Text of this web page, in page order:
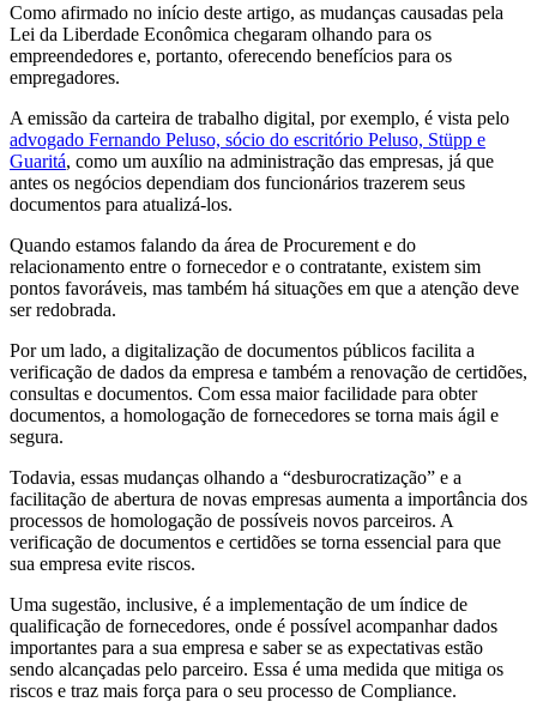
Como afirmado no início deste artigo, as mudanças causadas pela
Lei da Liberdade Econômica chegaram olhando para os
empreendedores e, portanto, oferecendo benefícios para os
empregadores.
A emissão da carteira de trabalho digital, por exemplo, é vista pelo
advogado Fernando Peluso, sócio do escritório Peluso, Stüpp e
Guaritá, como um auxílio na administração das empresas, já que
antes os negócios dependiam dos funcionários trazerem seus
documentos para atualizá-los.
Quando estamos falando da área de Procurement e do
relacionamento entre o fornecedor e o contratante, existem sim
pontos favoráveis, mas também há situações em que a atenção deve
ser redobrada.
Por um lado, a digitalização de documentos públicos facilita a
verificação de dados da empresa e também a renovação de certidões,
consultas e documentos. Com essa maior facilidade para obter
documentos, a homologação de fornecedores se torna mais ágil e
segura.
Todavia, essas mudanças olhando a “desburocratização” e a
facilitação de abertura de novas empresas aumenta a importância dos
processos de homologação de possíveis novos parceiros. A
verificação de documentos e certidões se torna essencial para que
sua empresa evite riscos.
Uma sugestão, inclusive, é a implementação de um índice de
qualificação de fornecedores, onde é possível acompanhar dados
importantes para a sua empresa e saber se as expectativas estão
sendo alcançadas pelo parceiro. Essa é uma medida que mitiga os
riscos e traz mais força para o seu processo de Compliance.